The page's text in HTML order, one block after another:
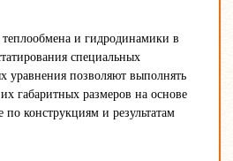
теплообмена и гидродинамики в
специальных
уравнения позволяют выполнять
габаритных размеров на основе
конструкциям и результатам